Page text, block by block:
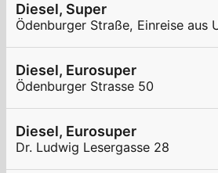
Diesel, Super
Diesel, Eurosuper
Ödenburger Strasse 50
Diesel, Eurosuper
Dr. Ludwig Lesergasse 28